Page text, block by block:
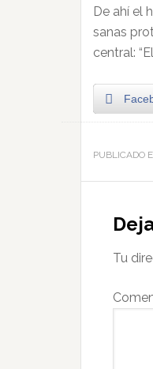
De ahí el
sanas
central:
PUBLICADO
Tu